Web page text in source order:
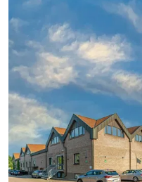
Doppelzimmer B
2 Erwachsene